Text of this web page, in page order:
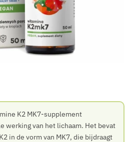
K2 MK7-supplement
werking van het lichaam. Het bevat
in de vorm van MK7, die bijdraagt